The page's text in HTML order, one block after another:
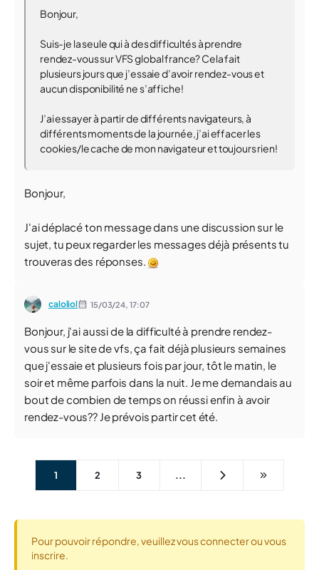
Bonjour,
Suis-je la seule qui à des difficultés à prendre
rendez-vous sur VFS global france? Cela fait
plusieurs jours que j’essaie d’avoir rendez-vous et
aucun disponibilité ne s’affiche!
J’ai essayer à partir de différents navigateurs, à
différents moments de la journée, j’ai effacer les
cookies/le cache de mon navigateur et toujours rien!
Bonjour,
J'ai déplacé ton message dans une discussion sur le
sujet, tu peux regarder les messages déjà présents tu
trouveras des réponses.
caloliol 15/03/24, 17:07
Bonjour, j'ai aussi de la difficulté à prendre rendez-
vous sur le site de vfs, ça fait déjà plusieurs semaines
que j'essaie et plusieurs fois par jour, tôt le matin, le
soir et même parfois dans la nuit. Je me demandais au
bout de combien de temps on réussi enfin à avoir
rendez-vous?? Je prévois partir cet été.
1 2 3 ...
Pour pouvoir répondre, veuillez vous connecter ou vous
inscrire.